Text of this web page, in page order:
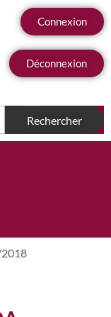
Connexion
Déconnexion